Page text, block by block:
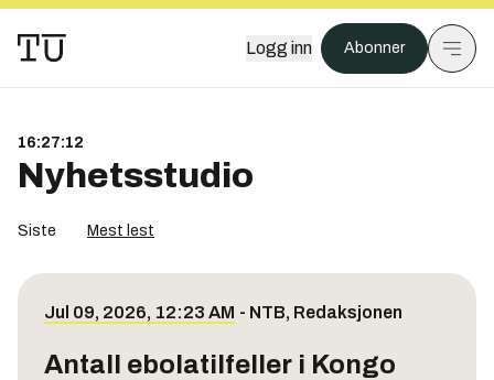
Logg inn Abonner
16:27:12
Nyhetsstudio
Siste Mest lest
Jul 09, 2026, 12:23 AM - NTB, Redaksjonen
Antall ebolatilfeller i Kongo